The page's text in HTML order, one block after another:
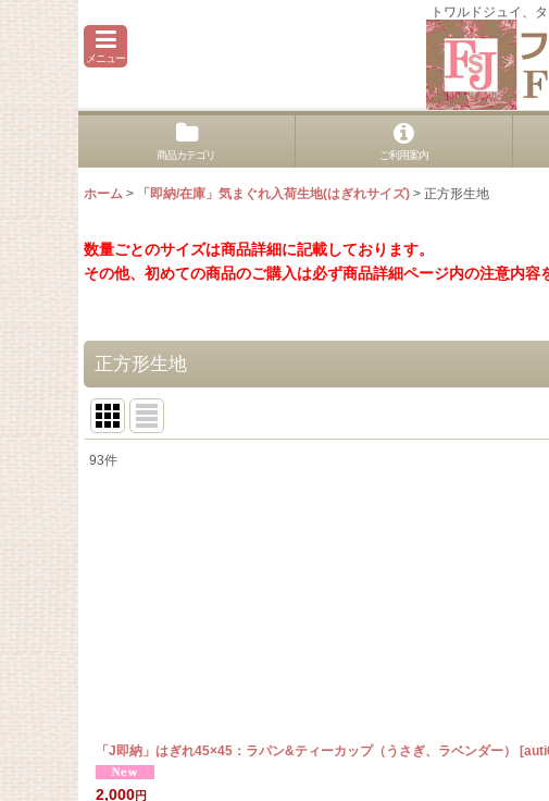
トワルドジュイ、
メニュー
商品カテゴリ ご利用案内
ホーム > 「即納/在庫」気まぐれ入荷生地(はぎれサイズ) > 正方形生地
数量ごとのサイズは商品詳細に記載しております。
その他、初めての商品のご購入は必ず商品詳細ページ内の注意内容
正方形生地
93件
「J即納」はぎれ45×45：ラパン&ティーカップ（うさぎ、ラベンダー） [
2,000円